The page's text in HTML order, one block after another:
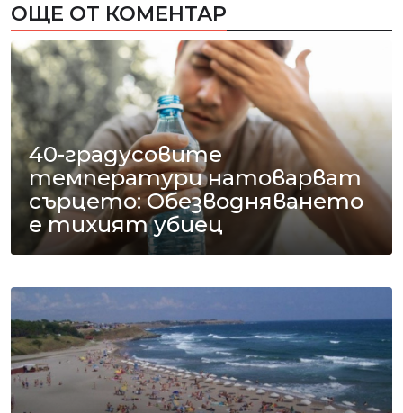
ОЩЕ ОТ КОМЕНТАР
40-градусовите
температури натоварват
сърцето: Обезводняването
е тихият убиец